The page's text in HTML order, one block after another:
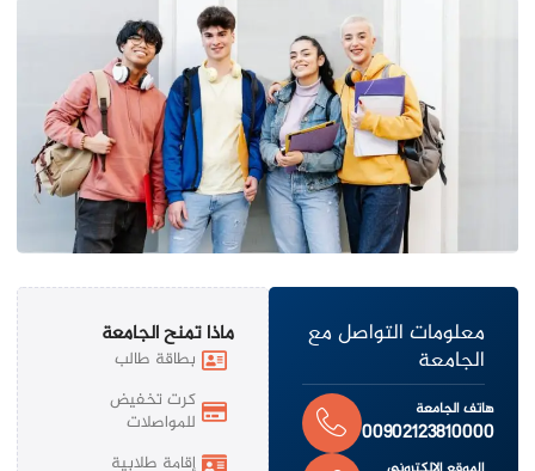
معلومات التواصل مع
الجامعة
هاتف الجامعة
00902123810000
ماذا تمنح الجامعة
بطاقة طالب
كرت تخفيض
للمواصلات
إقامة طلابية